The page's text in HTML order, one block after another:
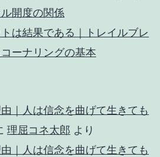
開度の関係
は結果である｜トレイルブレ
ーナリングの基本
｜人は信念を曲げて生きても
理屈コネ太郎 より
｜人は信念を曲げて生きても